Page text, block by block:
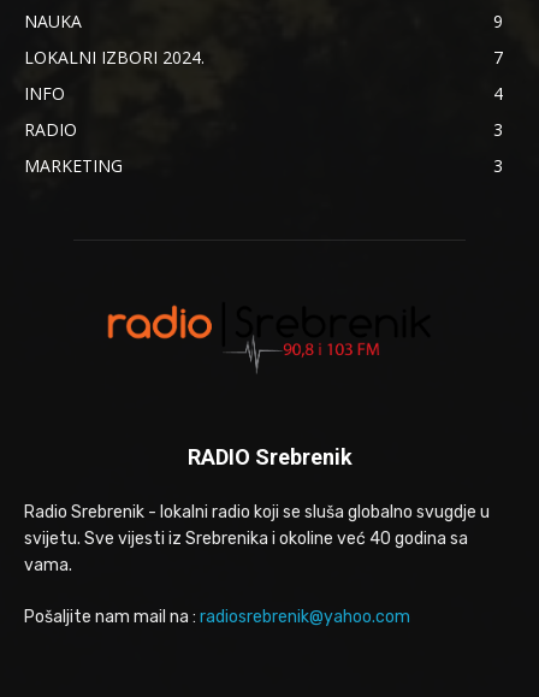
NAUKA
9
LOKALNI IZBORI 2024.
7
INFO
4
RADIO
3
MARKETING
3
RADIO Srebrenik
Radio Srebrenik - lokalni radio koji se sluša globalno svugdje u
svijetu. Sve vijesti iz Srebrenika i okoline već 40 godina sa
vama.
Pošaljite nam mail na : radiosrebrenik@yahoo.com